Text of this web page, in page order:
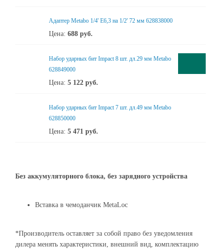
Адаптер Metabo 1/4' E6,3 на 1/2' 72 мм 628838000
Цена: 688 руб.
Набор ударных бит Impact 8 шт. дл.29 мм Metabo
628849000
Цена: 5 122 руб.
Набор ударных бит Impact 7 шт. дл.49 мм Metabo
628850000
Цена: 5 471 руб.
Без аккумуляторного блока, без зарядного устройства
Вставка в чемоданчик MetaLoc
*Производитель оставляет за собой право без уведомления
дилера менять характеристики, внешний вид, комплектацию